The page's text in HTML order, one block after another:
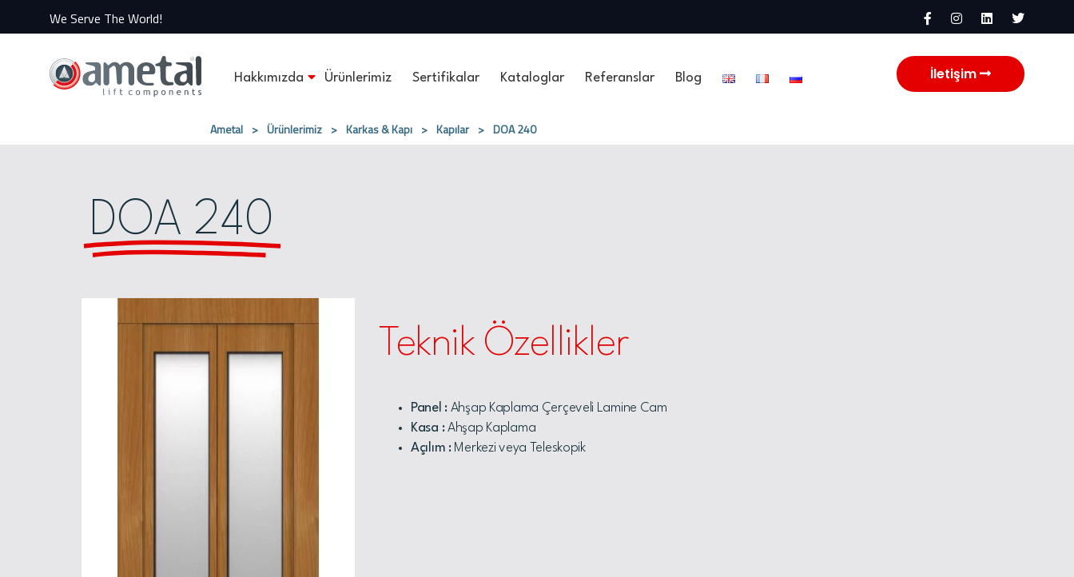
We Serve The World!
Hakkımızda Ürünlerimiz Sertifikalar Kataloglar Referanslar Blog İletişim
Ametal > Ürünlerimiz > Karkas & Kapı > Kapılar > DOA 240
DOA 240
Teknik Özellikler
Panel :Ahşap Kaplama Çerçeveli Lamine Cam
Kasa :Ahşap Kaplama
Açılım : Merkezi veya Teleskopik